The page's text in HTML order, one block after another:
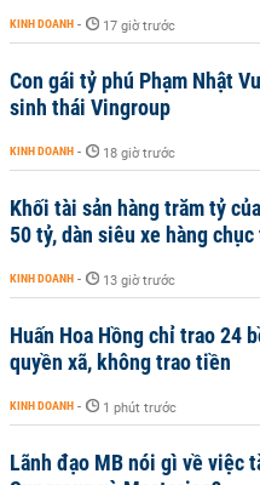
KINH DOANH - 17 giờ trước
Con gái tỷ phú Phạm Nhật
sinh thái Vingroup
KINH DOANH - 18 giờ trước
Khối tài sản hàng trăm tỷ
50 tỷ, dàn siêu xe hàng
KINH DOANH - 13 giờ trước
Huấn Hoa Hồng chỉ trao 24
quyền xã, không trao tiền
KINH DOANH - 1 phút trước
Lãnh đạo MB nói gì về việc